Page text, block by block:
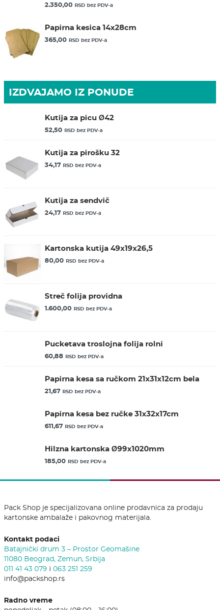
2.350,00 RSD bez PDV-a
Papirna kesica 14x28cm
365,00 RSD bez PDV-a
IZDVAJAMO IZ PONUDE
Kutija za picu Ø42
52,50 RSD bez PDV-a
Kutija za pirošku 32
34,17 RSD bez PDV-a
Kutija za sendvič
24,17 RSD bez PDV-a
Kartonska kutija 49x19x26,5
80,00 RSD bez PDV-a
Streč folija providna
1.600,00 RSD bez PDV-a
Pucketava troslojna folija rolni
60,88 RSD bez PDV-a
Papirna kesa sa ručkom 21x31x12cm bela
21,67 RSD bez PDV-a
Papirna kesa bez ručke 31x32x17cm
611,67 RSD bez PDV-a
Hilzna kartonska Ø99x1020mm
185,00 RSD bez PDV-a
Pack Shop je specijalizovana online prodavnica za prodaju
kartonske ambalaže i pakovnog materijala.
Kontakt podaci
Batajnički drum 3 – Prostor Geomašine
11080 Beograd, Zemun, Srbija
011 41 43 079 i 063 251 259
info@packshop.rs
Radno vreme